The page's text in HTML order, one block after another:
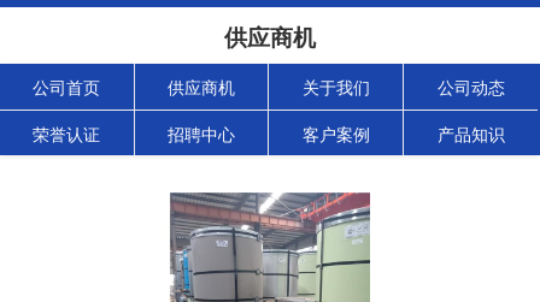
供应商机
公司首页 供应商机 关于我们 公司动态
荣誉认证 招聘中心 客户案例 产品知识